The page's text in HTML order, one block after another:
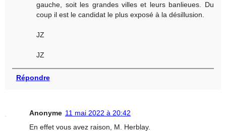
gauche, soit les grandes villes et leurs banlieues. Du
coup il est le candidat le plus exposé à la désillusion.
JZ
JZ
Répondre
Anonyme 11 mai 2022 à 20:42
En effet vous avez raison, M. Herblay.